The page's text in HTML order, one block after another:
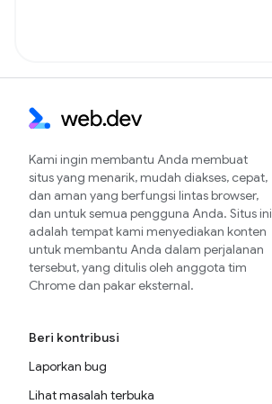
Kami ingin membantu Anda membuat
situs yang menarik, mudah diakses, cepat,
dan aman yang berfungsi lintas browser,
dan untuk semua pengguna Anda. Situs ini
adalah tempat kami menyediakan konten
untuk membantu Anda dalam perjalanan
tersebut, yang ditulis oleh anggota tim
Chrome dan pakar eksternal.
Beri kontribusi
Laporkan bug
Lihat masalah terbuka